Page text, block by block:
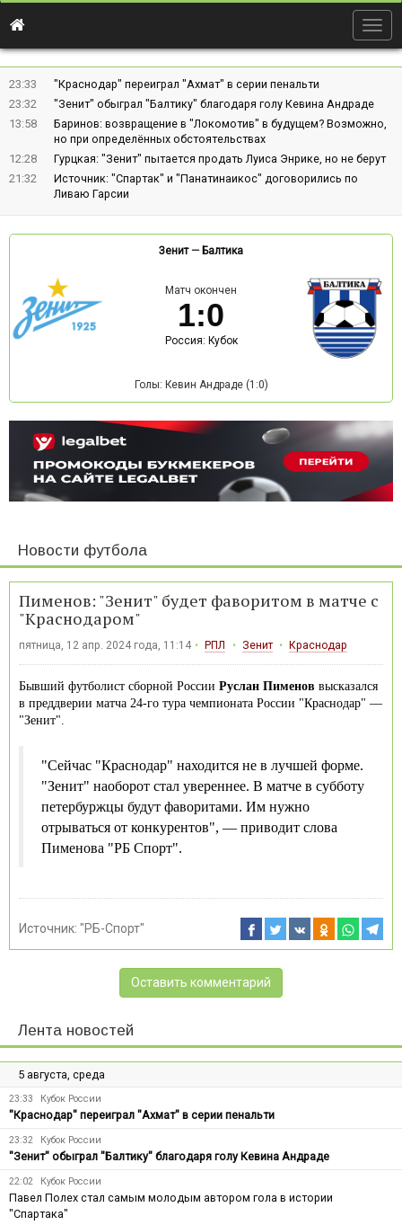
23:33
"Краснодар" переиграл "Ахмат" в серии пенальти
23:32
"Зенит" обыграл "Балтику" благодаря голу Кевина Андраде
13:58
Баринов: возвращение в "Локомотив" в будущем? Возможно,
но при определённых обстоятельствах
12:28
Гурцкая: "Зенит" пытается продать Луиса Энрике, но не берут
21:32
Источник: "Спартак" и "Панатинаикос" договорились по
Ливаю Гарсии
Зенит— Балтика
Матч окончен
1:0
Россия: Кубок
Голы: Кевин Андраде (1:0)
Новости футбола
Пименов: "Зенит" будет фаворитом в матче с
"Краснодаром"
пятница, 12 апр. 2024 года, 11:14 РПЛ Зенит Краснодар
Бывший футболист сборной России Руслан Пименов высказался
в преддверии матча 24-го тура чемпионата России "Краснодар" —
"Зенит".
"Сейчас "Краснодар" находится не в лучшей форме.
"Зенит" наоборот стал увереннее. В матче в субботу
петербуржцы будут фаворитами. Им нужно
отрываться от конкурентов", — приводит слова
Пименова "РБ Спорт".
Источник: "РБ-Спорт"
Оставить комментарий
Лента новостей
5 августа, среда
23:33 Кубок России
"Краснодар" переиграл "Ахмат" в серии пенальти
23:32 Кубок России
"Зенит" обыграл "Балтику" благодаря голу Кевина Андраде
22:02 Кубок России
Павел Полех стал самым молодым автором гола в истории
"Спартака"